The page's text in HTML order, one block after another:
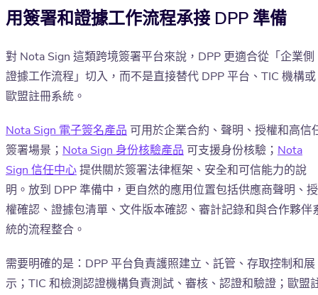
用簽署和證據工作流程承接 DPP 準備
對 Nota Sign 這類跨境簽署平台來說，DPP 更適合從「企業側
證據工作流程」切入，而不是直接替代 DPP 平台、TIC 機構或
歐盟註冊系統。
Nota Sign 電子簽名產品 可用於企業合約、聲明、授權和高信
簽署場景； Nota Sign 身份核驗產品 可支援身份核驗； Nota
Sign 信任中心提供關於簽署法律框架、安全和可信能力的說
明。放到 DPP 準備中，更自然的應用位置包括供應商聲明、授
權確認、證據包清單、文件版本確認、審計記錄和與合作夥伴
統的流程整合。
需要明確的是：DPP 平台負責護照建立、託管、存取控制和展
示；TIC 和檢測認證機構負責測試、審核、認證和驗證；歐盟